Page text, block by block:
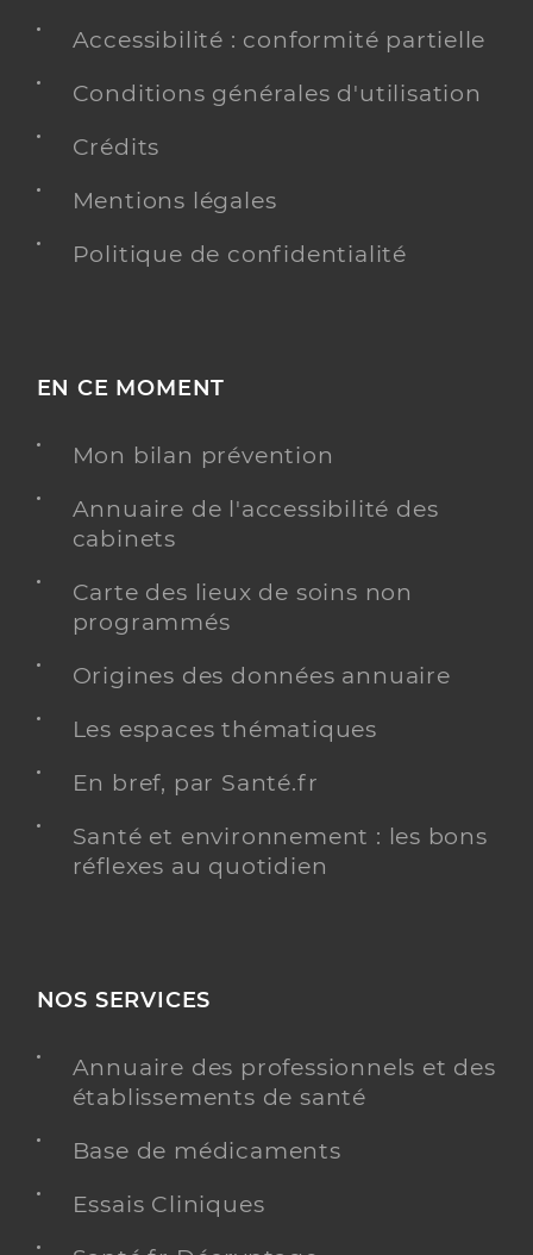
Accessibilité : conformité partielle
Conditions générales d'utilisation
Crédits
Mentions légales
Politique de confidentialité
EN CE MOMENT
Mon bilan prévention
Annuaire de l'accessibilité des
cabinets
Carte des lieux de soins non
programmés
Origines des données annuaire
Les espaces thématiques
En bref, par Santé.fr
Santé et environnement : les bons
réflexes au quotidien
NOS SERVICES
Annuaire des professionnels et des
établissements de santé
Base de médicaments
Essais Cliniques